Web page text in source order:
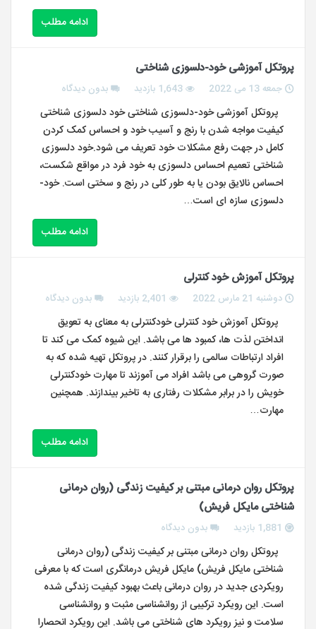
ادامه مطلب
پروتکل آموزشی خود-دلسوزی شناختی
جمعه 13 می 2022 1,643 بازدید بدون دیدگاه
پروتکل آموزشی خود-دلسوزی شناختی خود دلسوزی شناختی
کیفیت مواجه شدن با رنج و آسیب خود و احساس کمک کردن
کامل در جهت رفع مشکلات خود تعریف می شود.خود دلسوزی
شناختی تعمیم احساس دلسوزی به خود فرد در مواقع شکست،
احساس نالایق بودن یا به طور کلی در رنج و سختی است. خود-
دلسوزی سازه ای است…
ادامه مطلب
پروتکل آموزش خود کنترلی
دوشنبه 21 مارس 2022 2,401 بازدید بدون دیدگاه
پروتکل آموزش خود کنترلی خودکنترلی به معنای به تعویق
انداختن لذت ها، کمبود ها می باشد. این شیوه کمک می کند تا
افراد ارتباطات سالمی را برقرار کنند. در پروتکل تهیه شده که به
صورت گروهی می باشد افراد می آموزند تا مهارت خودکنترلی
خویش را در برابر مشکلات رفتاری به تاخیر بیندازند. همچنین
مهارت…
ادامه مطلب
پروتکل روان درمانی مبتنی بر کیفیت زندگی (روان درمانی
شناختی مایکل فریش)
1,881 بازدید بدون دیدگاه
پروتکل روان درمانی مبتنی بر کیفیت زندگی (روان درمانی
شناختی مایکل فریش) مایکل فریش درمانگری است که با معرفی
رویکردی جدید در روان درمانی باعث بهبود کیفیت زندگی شده
است. این رویکرد ترکیبی از روانشناسی مثبت و روانشناسی
سلامت و نیز رویکرد های شناختی می باشد. این رویکرد انحصارا